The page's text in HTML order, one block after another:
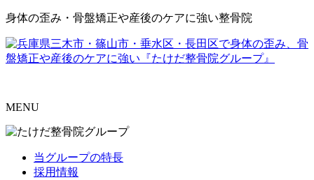
身体の歪み・骨盤矯正や産後のケアに強い整骨院
MENU
当グループの特長
採用情報